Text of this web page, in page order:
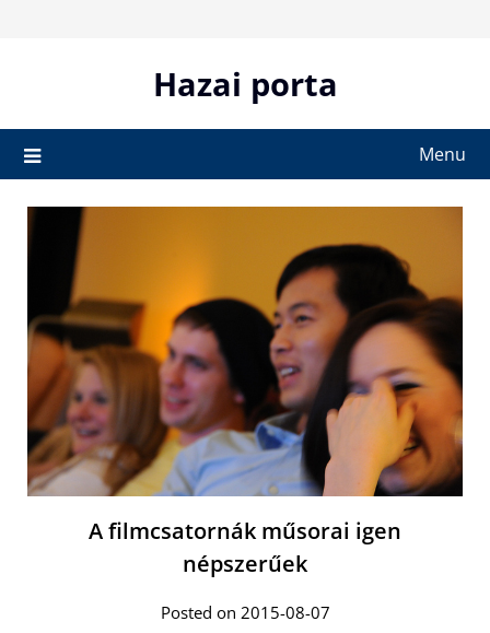
Hazai porta
Menu
A filmcsatornák műsorai igen
népszerűek
Posted on 2015-08-07